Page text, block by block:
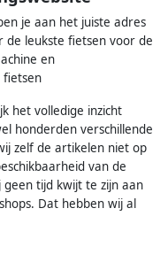
je aan het juiste adres
de leukste fietsen voor de
en
fietsen
het volledige inzicht
honderden verschillende
zelf de artikelen niet op
van de
tijd kwijt te zijn aan
Dat hebben wij al